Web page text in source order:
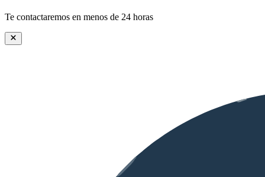
Te contactaremos en menos de 24 horas